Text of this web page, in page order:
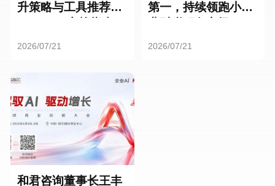
升策略与工具推荐：
2026/07/21
第一，持续领跑小微
2026/07/21
和君咨询董事长王丰